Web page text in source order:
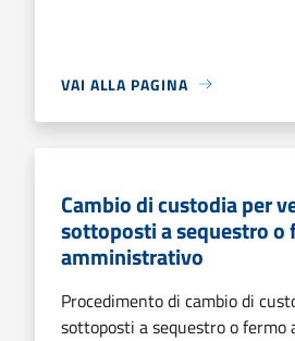
VAI ALLA PAGINA
Cambio di custodia per
sottoposti a sequestro o
amministrativo
Procedimento di cambio di
sottoposti a sequestro o